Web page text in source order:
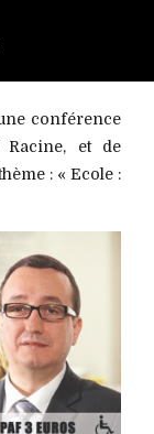
conférence
et de
: « Ecole :